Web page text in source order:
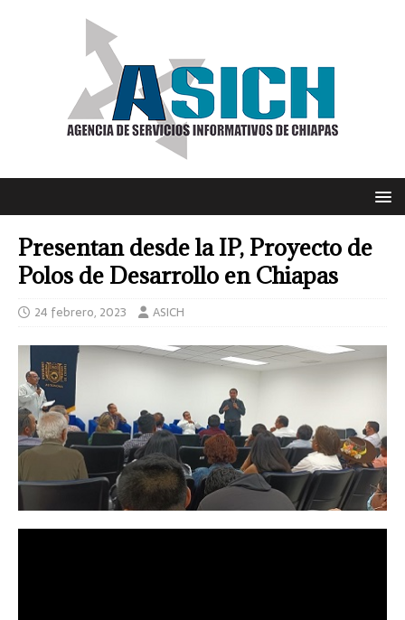
Presentan desde la IP, Proyecto de
Polos de Desarrollo en Chiapas
24 febrero, 2023 ASICH